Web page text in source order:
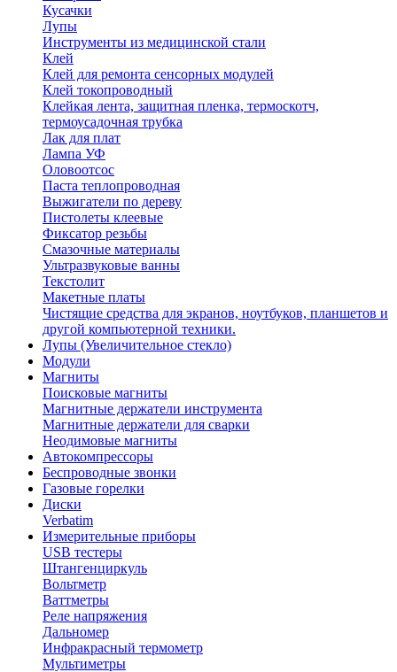
Кусачки
Лупы
Инструменты из медицинской стали
Клей
Клей для ремонта сенсорных модулей
Клей токопроводный
Клейкая лента, защитная пленка, термоскотч,
термоусадочная трубка
Лак для плат
Лампа УФ
Оловоотсос
Паста теплопроводная
Выжигатели по дереву
Пистолеты клеевые
Фиксатор резьбы
Смазочные материалы
Ультразвуковые ванны
Текстолит
Макетные платы
Чистящие средства для экранов, ноутбуков, планшетов и
другой компьютерной техники.
Лупы (Увеличительное стекло)
Модули
Магниты
Поисковые магниты
Магнитные держатели инструмента
Магнитные держатели для сварки
Неодимовые магниты
Автокомпрессоры
Беспроводные звонки
Газовые горелки
Диски
Verbatim
Измерительные приборы
USB тестеры
Штангенциркуль
Вольтметр
Ваттметры
Реле напряжения
Дальномер
Инфракрасный термометр
Мультиметры